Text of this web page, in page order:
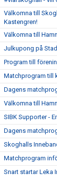
Välkomna till
Kastengren!
Välkomna till
Julkupong på
Program till
Matchprogram till
Dagens
Välkomna till
SIBK Supporter -
Dagens
Skoghalls
Matchprogram
Snart startar Leka